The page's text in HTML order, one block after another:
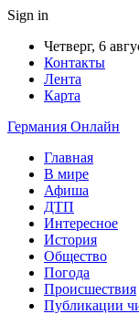
Sign in
Четверг, 6
Контакты
Лента
Карта
Германия Онлайн
Главная
В мире
Афиша
ДТП
Интересное
История
Общество
Погода
Происшествия
Публикации